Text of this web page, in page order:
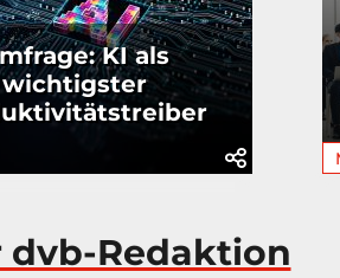
KI als
wichtigster
dvb-Redaktion